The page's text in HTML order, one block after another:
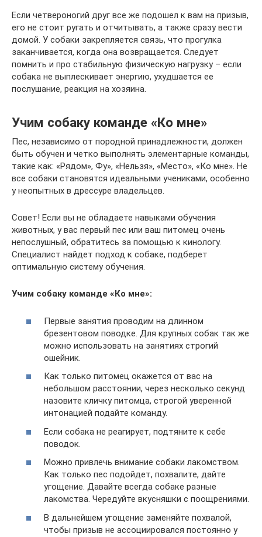
Если четвероногий друг все же подошел к вам на призыв,
его не стоит ругать и отчитывать, а также сразу вести
домой. У собаки закрепляется связь, что прогулка
заканчивается, когда она возвращается. Следует
помнить и про стабильную физическую нагрузку – если
собака не выплескивает энергию, ухудшается ее
послушание, реакция на хозяина.
Учим собаку команде «Ко мне»
Пес, независимо от породной принадлежности, должен
быть обучен и четко выполнять элементарные команды,
такие как: «Рядом», Фу», «Нельзя», «Место», «Ко мне». Не
все собаки становятся идеальными учениками, особенно
у неопытных в дрессуре владельцев.
Совет! Если вы не обладаете навыками обучения
животных, у вас первый пес или ваш питомец очень
непослушный, обратитесь за помощью к кинологу.
Специалист найдет подход к собаке, подберет
оптимальную систему обучения.
Учим собаку команде «Ко мне»:
Первые занятия проводим на длинном
брезентовом поводке. Для крупных собак так же
можно использовать на занятиях строгий
ошейник.
Как только питомец окажется от вас на
небольшом расстоянии, через несколько секунд
назовите кличку питомца, строгой уверенной
интонацией подайте команду.
Если собака не реагирует, подтяните к себе
поводок.
Можно привлечь внимание собаки лакомством.
Как только пес подойдет, похвалите, дайте
угощение. Давайте всегда собаке разные
лакомства. Чередуйте вкусняшки с поощрениями.
В дальнейшем угощение заменяйте похвалой,
чтобы призыв не ассоциировался постоянно у